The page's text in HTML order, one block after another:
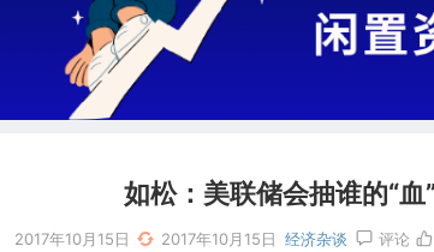
如松：美联储会抽谁的“血
2017年10月15日 2017年10月15日 经济杂谈 评论